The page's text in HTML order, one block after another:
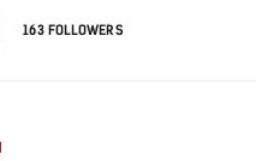
163 FOLLOWERS